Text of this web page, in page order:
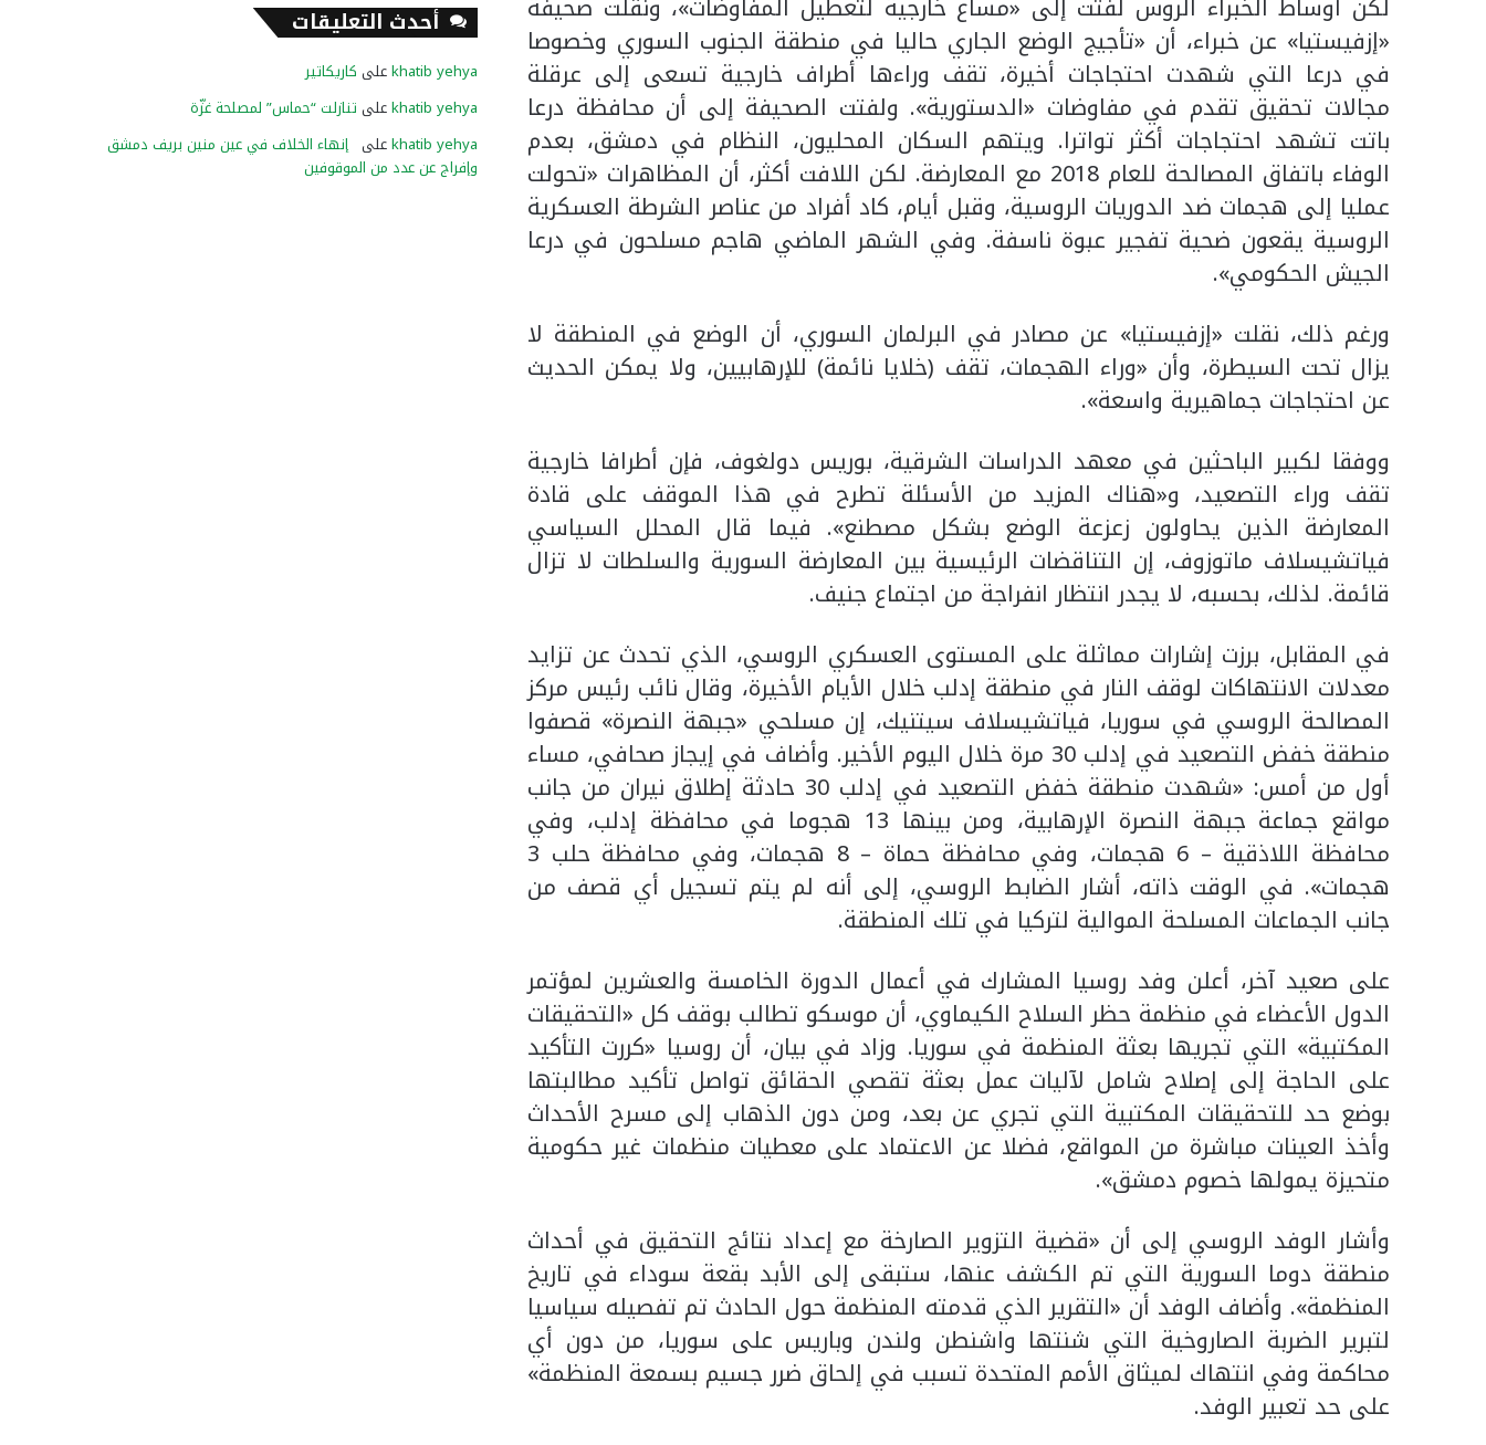
«إزفيستيا» عن خبراء، أن «تأجيج الوضع الجاري حاليا في منطقة الجنوب السوري وخصوصا
في درعا التي شهدت احتجاجات أخيرة، تقف وراءها أطراف خارجية تسعى إلى عرقلة
مجالات تحقيق تقدم في مفاوضات «الدستورية». ولفتت الصحيفة إلى أن محافظة درعا
باتت تشهد احتجاجات أكثر تواترا. ويتهم السكان المحليون، النظام في دمشق، بعدم
الوفاء باتفاق المصالحة للعام 2018 مع المعارضة. لكن اللافت أكثر، أن المظاهرات «تحولت
عمليا إلى هجمات ضد الدوريات الروسية، وقبل أيام، كاد أفراد من عناصر الشرطة العسكرية
الروسية يقعون ضحية تفجير عبوة ناسفة. وفي الشهر الماضي هاجم مسلحون في درعا
الجيش الحكومي».
ورغم ذلك، نقلت «إزفيستيا» عن مصادر في البرلمان السوري، أن الوضع في المنطقة لا
يزال تحت السيطرة، وأن «وراء الهجمات، تقف (خلايا نائمة) للإرهابيين، ولا يمكن الحديث
عن احتجاجات جماهيرية واسعة».
ووفقا لكبير الباحثين في معهد الدراسات الشرقية، بوريس دولغوف، فإن أطرافا خارجية
تقف وراء التصعيد، و«هناك المزيد من الأسئلة تطرح في هذا الموقف على قادة
المعارضة الذين يحاولون زعزعة الوضع بشكل مصطنع». فيما قال المحلل السياسي
فياتشيسلاف ماتوزوف، إن التناقضات الرئيسية بين المعارضة السورية والسلطات لا تزال
قائمة. لذلك، بحسبه، لا يجدر انتظار انفراجة من اجتماع جنيف.
في المقابل، برزت إشارات مماثلة على المستوى العسكري الروسي، الذي تحدث عن تزايد
معدلات الانتهاكات لوقف النار في منطقة إدلب خلال الأيام الأخيرة، وقال نائب رئيس مركز
المصالحة الروسي في سوريا، فياتشيسلاف سيتنيك، إن مسلحي «جبهة النصرة» قصفوا
منطقة خفض التصعيد في إدلب 30 مرة خلال اليوم الأخير. وأضاف في إيجاز صحافي، مساء
أول من أمس: «شهدت منطقة خفض التصعيد في إدلب 30 حادثة إطلاق نيران من جانب
مواقع جماعة جبهة النصرة الإرهابية، ومن بينها 13 هجوما في محافظة إدلب، وفي
محافظة اللاذقية – 6 هجمات، وفي محافظة حماة – 8 هجمات، وفي محافظة حلب 3
هجمات». في الوقت ذاته، أشار الضابط الروسي، إلى أنه لم يتم تسجيل أي قصف من
جانب الجماعات المسلحة الموالية لتركيا في تلك المنطقة.
على صعيد آخر، أعلن وفد روسيا المشارك في أعمال الدورة الخامسة والعشرين لمؤتمر
الدول الأعضاء في منظمة حظر السلاح الكيماوي، أن موسكو تطالب بوقف كل «التحقيقات
المكتبية» التي تجريها بعثة المنظمة في سوريا. وزاد في بيان، أن روسيا «كررت التأكيد
على الحاجة إلى إصلاح شامل لآليات عمل بعثة تقصي الحقائق تواصل تأكيد مطالبتها
بوضع حد للتحقيقات المكتبية التي تجري عن بعد، ومن دون الذهاب إلى مسرح الأحداث
وأخذ العينات مباشرة من المواقع، فضلا عن الاعتماد على معطيات منظمات غير حكومية
متحيزة يمولها خصوم دمشق».
وأشار الوفد الروسي إلى أن «قضية التزوير الصارخة مع إعداد نتائج التحقيق في أحداث
منطقة دوما السورية التي تم الكشف عنها، ستبقى إلى الأبد بقعة سوداء في تاريخ
المنظمة». وأضاف الوفد أن «التقرير الذي قدمته المنظمة حول الحادث تم تفصيله سياسيا
لتبرير الضربة الصاروخية التي شنتها واشنطن ولندن وباريس على سوريا، من دون أي
محاكمة وفي انتهاك لميثاق الأمم المتحدة تسبب في إلحاق ضرر جسيم بسمعة المنظمة»
على حد تعبير الوفد.
أحدث التعليقات
khatib yehyaعلى كاريكاتير
khatib yehyaعلى تنازلت “حماس” لمصلحة غزّة
khatib yehyaعلى إنهاء الخلاف في عين منين بريف دمشق
وإفراج عن عدد من الموقوفين